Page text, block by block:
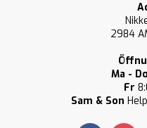
2984
Ma - Do
Fr
Sam & Son